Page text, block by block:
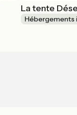
La tente
Hébergements